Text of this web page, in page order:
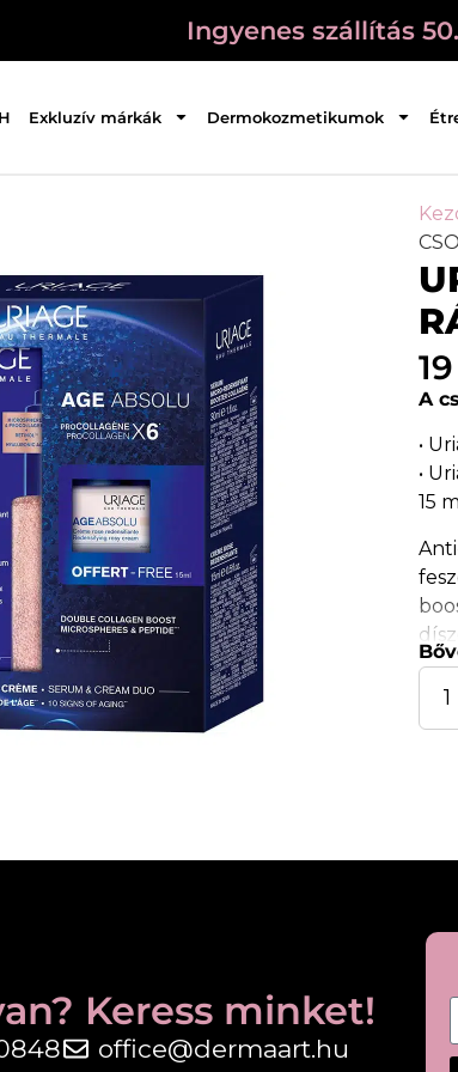
Ingyenes szállítás
Exkluzív márkák Dermokozmetikumok
A
•
•
15 ml
•
•
•
Keress minket!
office@dermaart.hu